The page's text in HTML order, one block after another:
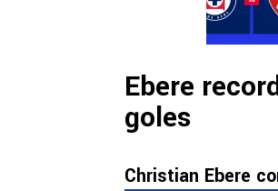
Ebere
goles
Christian Ebere